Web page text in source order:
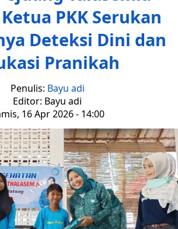
PKK Serukan
Deteksi Dini dan
Pranikah
Penulis: Bayu adi
Editor: Bayu adi
16 Apr 2026 - 14:00